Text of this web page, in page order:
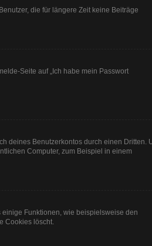
die für längere Zeit keine Beiträge
Seite auf „Ich habe mein Passwort
deines Benutzerkontos durch einen Dritten.
Computer, zum Beispiel in einem
einige Funktionen, wie beispielsweise den
Cookies löscht.